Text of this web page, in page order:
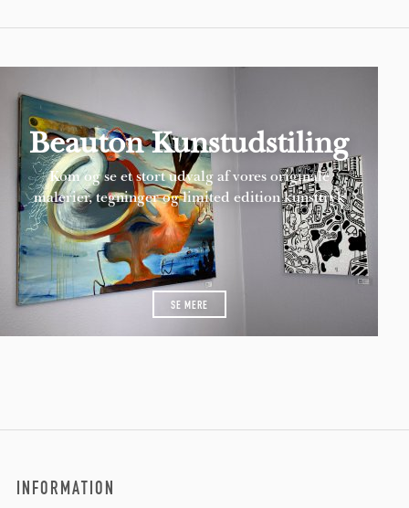
Beauton Kunstudstiling
Kom og se et stort udvalg af vores originale
malerier, tegninger og limited edition kunsttryk
SE MERE
INFORMATION